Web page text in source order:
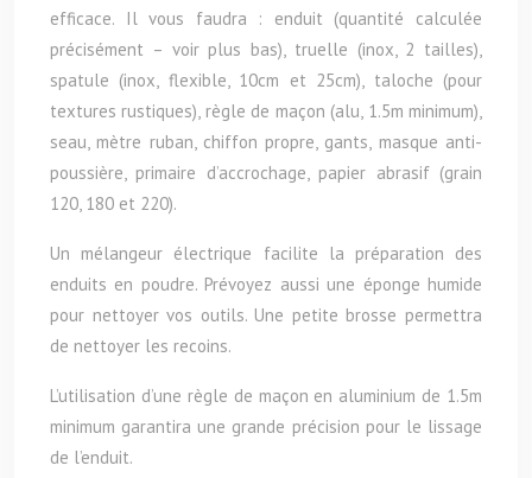
efficace. Il vous faudra : enduit (quantité calculée
précisément – voir plus bas), truelle (inox, 2 tailles),
spatule (inox, flexible, 10cm et 25cm), taloche (pour
textures rustiques), règle de maçon (alu, 1.5m minimum),
seau, mètre ruban, chiffon propre, gants, masque anti-
poussière, primaire d’accrochage, papier abrasif (grain
120, 180 et 220).
Un mélangeur électrique facilite la préparation des
enduits en poudre. Prévoyez aussi une éponge humide
pour nettoyer vos outils. Une petite brosse permettra
de nettoyer les recoins.
L’utilisation d’une règle de maçon en aluminium de 1.5m
minimum garantira une grande précision pour le lissage
de l’enduit.